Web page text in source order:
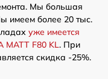
Мы большая
имеем более 20 тыс.
уже имеется
MATT F80 KL. При
скидка -25%.